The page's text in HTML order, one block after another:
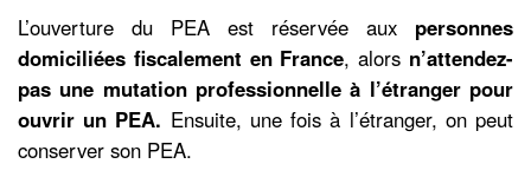
L’ouverture du PEA est réservée aux personnes
domiciliées fiscalement en France, alors n’attendez-
pas une mutation professionnelle à l’étranger pour
ouvrir un PEA. Ensuite, une fois à l’étranger, on peut
conserver son PEA.